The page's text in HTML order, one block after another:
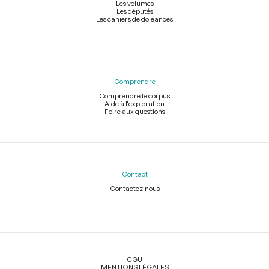
Les volumes
Les députés
Les cahiers de doléances
Comprendre
Comprendre le corpus
Aide à l'exploration
Foire aux questions
Contact
Contactez-nous
Légal
CGU
MENTIONS LÉGALES